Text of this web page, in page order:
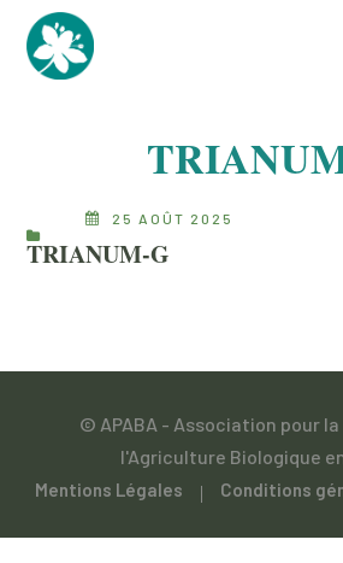
25 AOÛT 2025
TRIANUM-G
© APABA - Association pour
l'Agriculture Biologique
Mentions Légales Conditions